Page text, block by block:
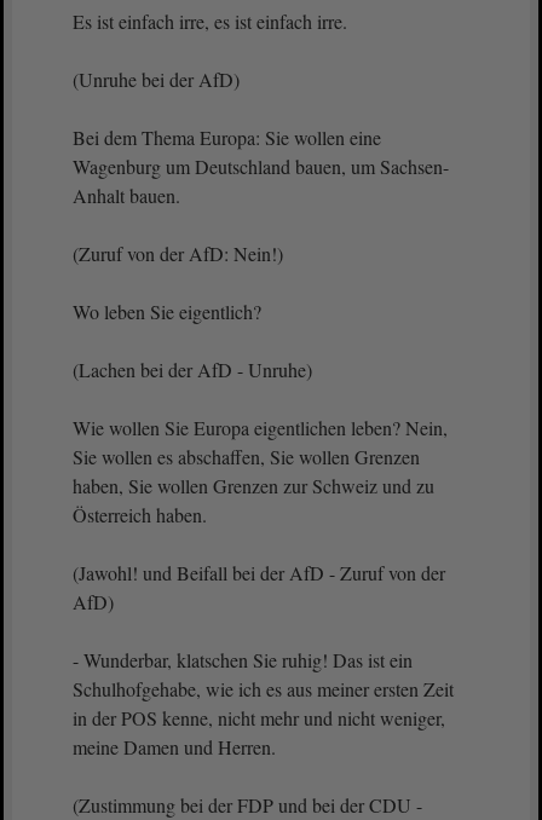
Es ist einfach irre, es ist einfach irre.
(Unruhe bei der AfD)
Bei dem Thema Europa: Sie wollen eine
Wagenburg um Deutschland bauen, um Sachsen-
Anhalt bauen.
(Zuruf von der AfD: Nein!)
Wo leben Sie eigentlich?
(Lachen bei der AfD - Unruhe)
Wie wollen Sie Europa eigentlichen leben? Nein,
Sie wollen es abschaffen, Sie wollen Grenzen
haben, Sie wollen Grenzen zur Schweiz und zu
Österreich haben.
(Jawohl! und Beifall bei der AfD - Zuruf von der
AfD)
- Wunderbar, klatschen Sie ruhig! Das ist ein
Schulhofgehabe, wie ich es aus meiner ersten Zeit
in der POS kenne, nicht mehr und nicht weniger,
meine Damen und Herren.
(Zustimmung bei der FDP und bei der CDU -